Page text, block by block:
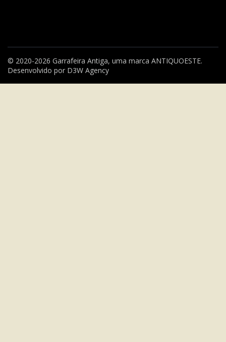
© 2020-2026 Garrafeira Antiga, uma marca ANTIQUOESTE.
Desenvolvido por D3W Agency